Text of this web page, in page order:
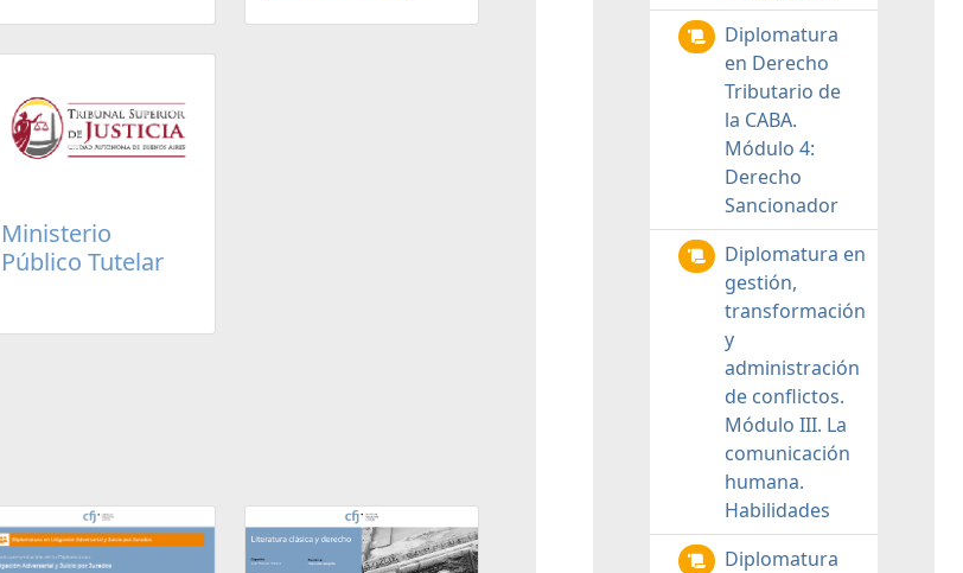
Ministerio
Público Tutelar
Diplomatura
en Derecho
Tributario de
la CABA.
Módulo 4:
Derecho
Sancionador
Diplomatura en
gestión,
transformación
y
administración
de conflictos.
Módulo III. La
comunicación
humana.
Habilidades
Diplomatura